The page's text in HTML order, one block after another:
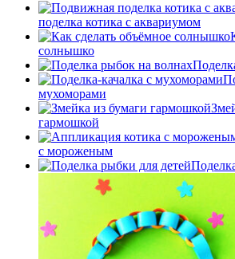
поделка котика с аквариумом
солнышко
мухоморами
гармошкой
с мороженым